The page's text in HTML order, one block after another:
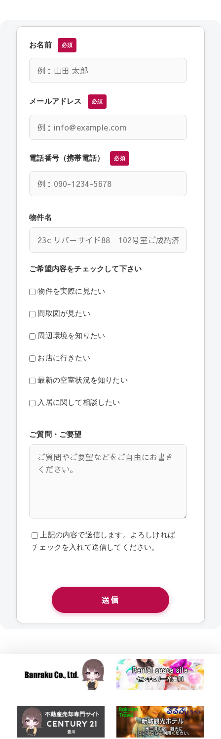
お名前 必須
メールアドレス 必須
電話番号（携帯電話） 必須
物件名
ご希望内容をチェックして下さい
物件を実際に見たい
間取図が見たい
周辺環境を知りたい
お店に行きたい
最新の空室状況を知りたい
入居に関して相談したい
ご質問・ご要望
上記の内容で送信します。よろしければ
チェックを入れて送信してください。